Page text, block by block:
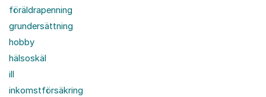
föräldrapenning
grundersättning
hobby
hälsoskäl
ill
inkomstförsäkring